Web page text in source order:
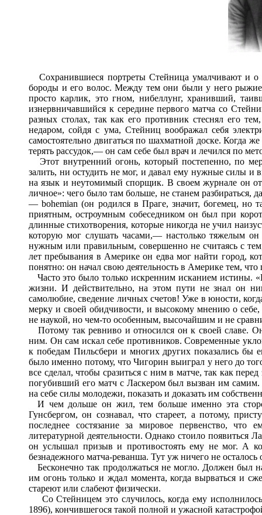
Сохранившиеся портреты Стейница умалчивают и о
бороды и его волос. Между тем они были у него
просто карлик, это гном, нибеллунг, хранивший,
изнервничавшийся к середине первого матча со
разных столах, так как его противник стеснял его
недаром, сойдя с ума, Стейниц воображал себя
самостоятельно двигаться по шахматной доске. Когда
терять рассудок,— он сам себе был врач и лечился по
Этот внутренний огонь, который постепенно, по
залить, ни остудить не мог, и давал ему нужные силы
на язык и неутомимый спорщик. В своем журнале он
личное»: чего было там больше, не станем разбираться,
— bohemian (он родился в Праге, значит, богемец, но
приятным, остроумным собеседником он был при
длинные стихотворения, которые никогда не учил
которую мог слушать часами,— настолько тяжелым
нужным или правильным, совершенно не считаясь с
лет пребывания в Америке он едва мог найти город,
понятно: он начал свою деятельность в Америке тем,
Часто это было только искренним исканием истины.
жизни. И действительно, на этом пути не знал он
самолюбие, сведение личных счетов! Уже в юности,
мерку и своей обидчивости, и высокому мнению о
не наукой, но чем-то особенным, высочайшим и не
Потому так ревниво и относился он к своей славе.
ним. Он сам искал себе противников. Современные
к победам Пильсбери и многих других показались
было именно потому, что Чигорин выиграл у него до
все сделал, чтобы сразиться с ним в матче, так как
погубивший его матч с Ласкером был вызван им
на себе силы молодежи, показать и доказать им
И чем дольше он жил, тем больше именно эта
Гунсбергом, он сознавал, что стареет, а потому,
последнее состязание за мировое первенство, что
литературной деятельности. Однако стоило появиться
он услышал призыв и противостоять ему не мог. А
безнадежного матча-реванша. Тут уж ничего не
Бесконечно так продолжаться не могло. Должен был
им огонь только и ждал момента, когда вырваться и
стареют или слабеют физически.
Со Стейницем это случилось, когда ему
1896), кончившегося такой полной и ужасной